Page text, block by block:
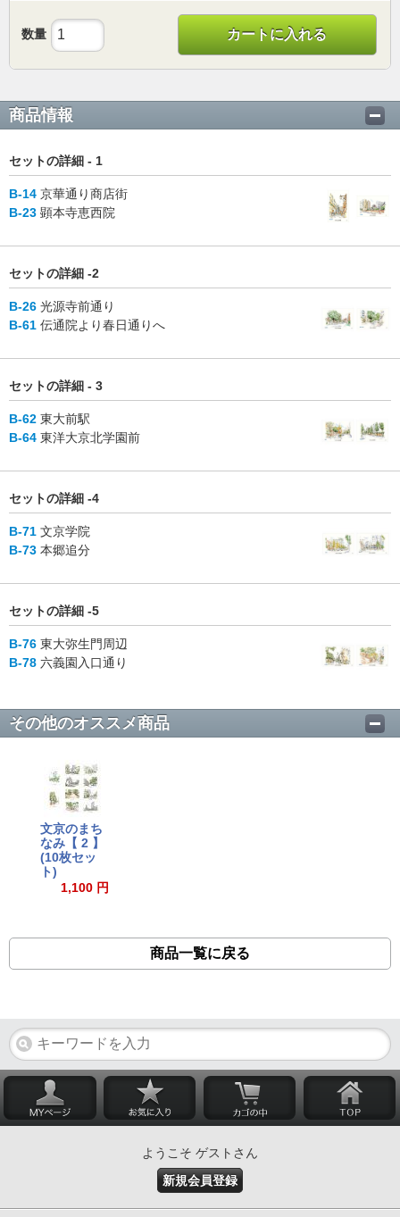
数量 カートに入れる
商品情報
セットの詳細 - 1
B-14 京華通り商店街
B-23 顕本寺恵西院
セットの詳細 -2
B-26 光源寺前通り
B-61 伝通院より春日通りへ
セットの詳細 - 3
B-62 東大前駅
B-64 東洋大京北学園前
セットの詳細 -4
B-71 文京学院
B-73 本郷追分
セットの詳細 -5
B-76 東大弥生門周辺
B-78 六義園入口通り
その他のオススメ商品
文京のまち
なみ【 2 】
(10枚セッ
ト)
1,100 円
商品一覧に戻る
ようこそ ゲストさん
新規会員登録